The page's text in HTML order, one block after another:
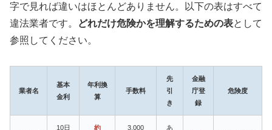
字で見れば違いはほとんどありません。以下の表はすべて
違法業者です。
どれだけ危険かを理解するための表として
参照してください。
業者名
基本
金利
年利換
算
手数料
先
引
き
金融
庁登
録
危険度
10日
約
3,000
あ